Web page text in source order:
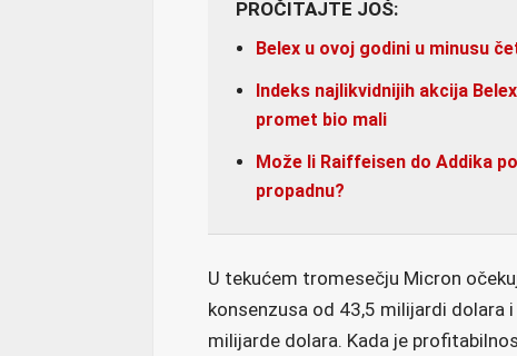
PROČITAJTE JOŠ:
Belex u ovoj godini u minusu
Indeks najlikvidnijih akcija
promet bio mali
Može li Raiffeisen do Addika
propadnu?
U tekućem tromesečju Micron
konsenzusa od 43,5 milijardi dolara
milijarde dolara. Kada je